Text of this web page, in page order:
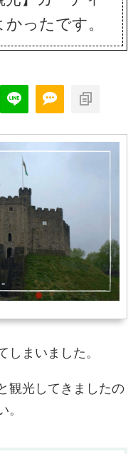
ったです。
まいました。
観光してきましたの